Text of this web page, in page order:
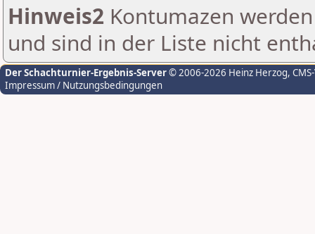
Hinweis2 Kontumazen
und sind in der Liste nicht
Der Schachturnier-Ergebnis-Server© 2006-2026 Heinz Herzog,
Impressum / Nutzungsbedingungen